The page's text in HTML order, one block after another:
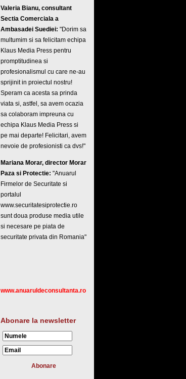
Valeria Bianu, consultant
Sectia Comerciala a
Ambasadei Suediei: "Dorim sa
multumim si sa felicitam echipa
Klaus Media Press pentru
promptitudinea si
profesionalismul cu care ne-au
sprijinit in proiectul nostru!
Speram ca acesta sa prinda
viata si, astfel, sa avem ocazia
sa colaboram impreuna cu
echipa Klaus Media Press si
pe mai departe! Felicitari, avem
nevoie de profesionisti ca dvs!"
Mariana Morar, director Morar
Paza si Protectie: "Anuarul
Firmelor de Securitate si
portalul
www.securitatesiprotectie.ro
sunt doua produse media utile
si necesare pe piata de
securitate privata din Romania"
www.anuaruldeconsultanta.ro
Abonare la newsletter